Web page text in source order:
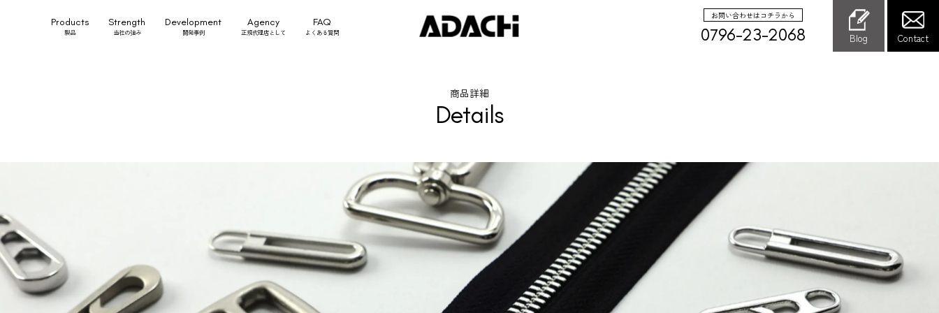
Products
製品
Strength
当社の強み
Development
開発事例
Agency
正規代理店として
FAQ
よくある質問
お問い合わせはコチラから
0796-23-2068 Blog Contact
商品詳細
Details